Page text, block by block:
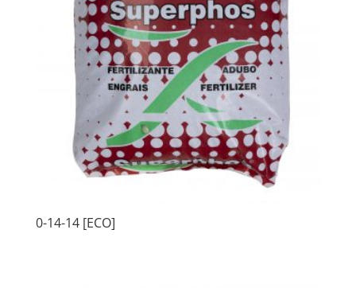
0-14-14 [ECO]